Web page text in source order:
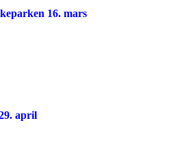
16. mars
april